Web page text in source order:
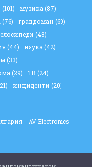
(101) музика (87)
(76) грандоман (69)
(48)
(44) наука (42)
(33)
(29) ТВ (24)
инциденти (20)
AV Electronics